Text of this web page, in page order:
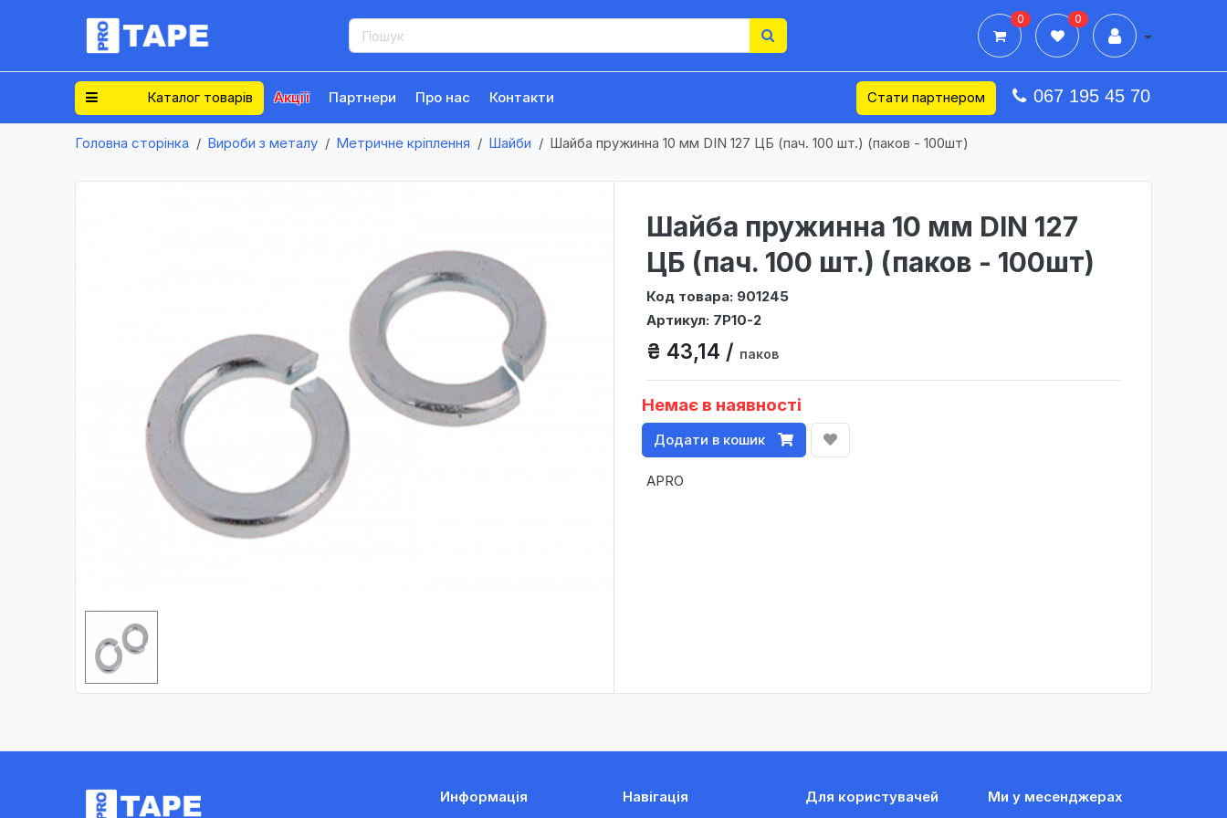
0 0
Каталог товарів Акції Партнери Про нас Контакти Стати партнером 067 195 45 70
Головна сторінка Вироби з металу Метричне кріплення Шайби Шайба пружинна 10 мм DIN 127 ЦБ (пач. 100 шт.) (паков - 100шт)
Шайба пружинна 10 мм DIN 127
ЦБ (пач. 100 шт.) (паков - 100шт)
Код товара: 901245
Артикул: 7P10-2
₴ 43,14 / паков
Немає в наявності
Додати в кошик
APRO
Информація Навігація Для користувачей Ми у месенджерах